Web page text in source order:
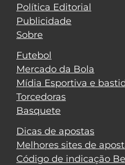
Política Editorial
Publicidade
Sobre
Futebol
Mercado da Bola
Mídia Esportiva e
Torcedoras
Basquete
Dicas de apostas
Melhores sites de
Código de indicação